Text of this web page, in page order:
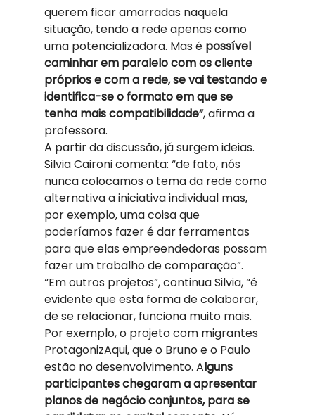
querem ficar amarradas naquela
situação, tendo a rede apenas como
uma potencializadora. Mas é possível
caminhar em paralelo com os cliente
próprios e com a rede, se vai testando e
identifica-se o formato em que se
tenha mais compatibilidade”, afirma a
professora.
A partir da discussão, já surgem ideias.
Silvia Caironi comenta: “de fato, nós
nunca colocamos o tema da rede como
alternativa a iniciativa individual mas,
por exemplo, uma coisa que
poderíamos fazer é dar ferramentas
para que elas empreendedoras possam
fazer um trabalho de comparação”.
“Em outros projetos”, continua Silvia, “é
evidente que esta forma de colaborar,
de se relacionar, funciona muito mais.
Por exemplo, o projeto com migrantes
ProtagonizAqui, que o Bruno e o Paulo
estão no desenvolvimento. Alguns
participantes chegaram a apresentar
planos de negócio conjuntos, para se